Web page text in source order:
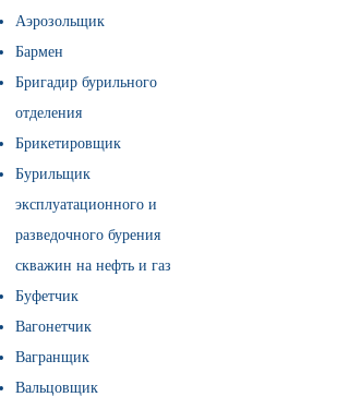
Аэрозольщик
Бармен
Бригадир бурильного
отделения
Брикетировщик
Бурильщик
эксплуатационного и
разведочного бурения
скважин на нефть и газ
Буфетчик
Вагонетчик
Вагранщик
Вальцовщик